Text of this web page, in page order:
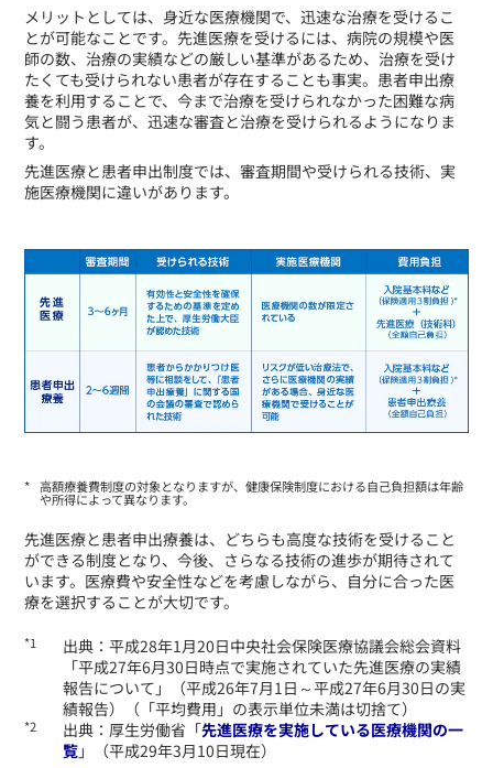
メリットとしては、身近な医療機関で、迅速な治療を受けるこ
とが可能なことです。先進医療を受けるには、病院の規模や医
師の数、治療の実績などの厳しい基準があるため、治療を受け
たくても受けられない患者が存在することも事実。患者申出療
養を利用することで、今まで治療を受けられなかった困難な病
気と闘う患者が、迅速な審査と治療を受けられるようになりま
す。
先進医療と患者申出制度では、審査期間や受けられる技術、実
施医療機関に違いがあります。
高額療養費制度の対象となりますが、健康保険制度における自己負担額は年齢
や所得によって異なります。
​先進医療と患者申出療養は、どちらも高度な技術を受けること
ができる制度となり、今後、さらなる技術の進歩が期待されて
います。医療費や安全性などを考慮しながら、自分に合った医
療を選択することが大切です。
​出典：平成28年1月20日中央社会保険医療協議会総会資料
「平成27年6月30日時点で実施されていた先進医療の実績
報告について」（平成26年7月1日～平成27年6月30日の実
績報告）（「平均費用」の表示単位未満は切捨て）
​出典：厚生労働省「先進医療を実施している医療機関の一
覧」（平成29年3月10日現在）